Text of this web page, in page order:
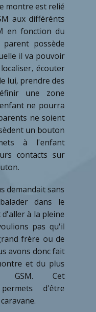
montre est relié
aux différénts
en fonction du
possède
il va pouvoir
écouter
lui, prendre des
une zone
ne pourra
ne soient
un bouton
à l'enfant
contacts sur
demandait sans
dans le
à la pleine
pas qu'il
frère ou de
avons donc fait
et du plus
GSM. Cet
d'être